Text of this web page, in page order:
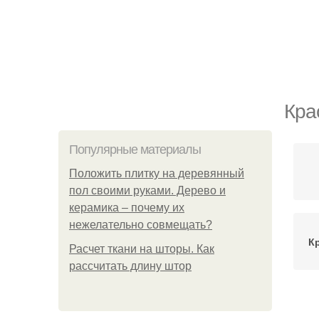
Популярные материалы
Положить плитку на деревянный
пол своими руками. Дерево и
керамика – почему их
нежелательно совмещать?
Расчет ткани на шторы. Как
рассчитать длину штор